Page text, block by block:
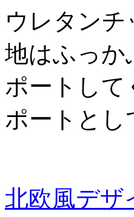
ウレタン
地はふっか
ポートして
ポートとし
北欧風デザ